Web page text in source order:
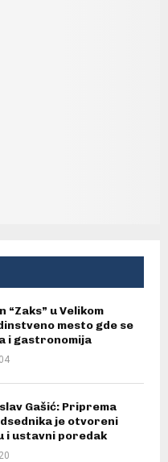
u Velikom
mesto gde se
i gastronomija
Gašić: Priprema
je otvoreni
i ustavni poredak